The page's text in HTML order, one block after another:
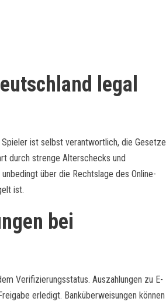
legal
ist selbst verantwortlich, die Gesetze
durch strenge Alterschecks und
über die Rechtslage des Online-
ist.
bei
Verifizierungsstatus. Auszahlungen zu E-
erledigt. Banküberweisungen können